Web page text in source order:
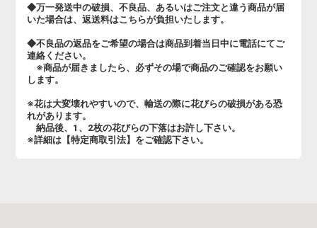
◆万一発送中の破損、不良品、あるいはご注文と違う商品が届
いた場合は、返送料はこちらが負担いたします。
◆不良品の返品をご希望の場合は商品到着当日中に電話にてご
連絡ください。
※商品が届きましたら、必ずその場で商品のご確認をお願い
します。
※花は大変壊れやすいので、輸送の際に花びらの破損がある恐
れがあります。
納品後、1、2枚の花びらの下落はお許し下さい。
※詳細は【特定商取引法】をご確認下さい。